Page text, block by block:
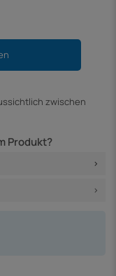
zwischen
Produkt?